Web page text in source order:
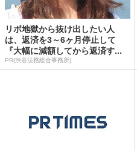
リボ地獄から抜け出したい人
は、返済を3～6ヶ月停止して
『大幅に減額してから返済す...
PR(渋谷法務総合事務所)